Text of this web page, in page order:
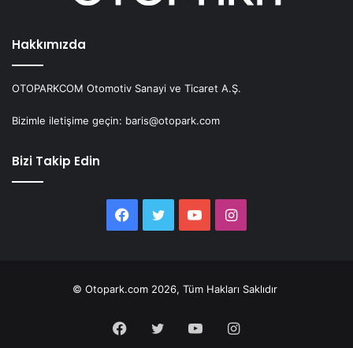
Hakkımızda
OTOPARKCOM Otomotiv Sanayi ve Ticaret A.Ş.
Bizimle iletişime geçin: baris@otopark.com
Bizi Takip Edin
Facebook
Twitter YouTubeInstagram
© Otopark.com 2026, Tüm Hakları Saklıdır
Facebook
Twitter YouTubeInstagram